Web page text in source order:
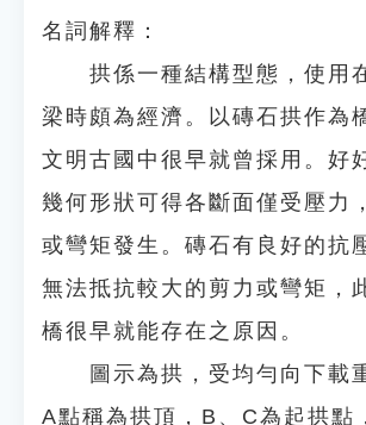
名詞解釋：
拱係一種結構型態，使用
梁時頗為經濟。以磚石拱作為
文明古國中很早就曾採用。好
幾何形狀可得各斷面僅受壓力
或彎矩發生。磚石有良好的抗
無法抵抗較大的剪力或彎矩，
橋很早就能存在之原因。
圖示為拱，受均勻向下載重
A點稱為拱頂，B、C為起拱點